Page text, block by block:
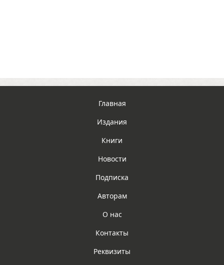
Главная
Издания
Книги
Новости
Подписка
Авторам
О нас
Контакты
Реквизиты